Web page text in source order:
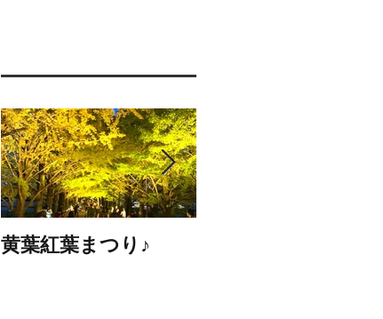
黄葉紅葉まつり♪